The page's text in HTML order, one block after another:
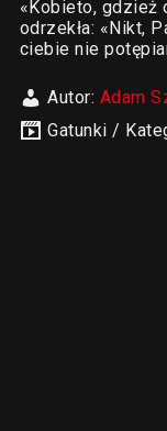
«Kobieto, gdzież
odrzekła: «Nikt,
ciebie nie
Autor: Adam
Gatunki /